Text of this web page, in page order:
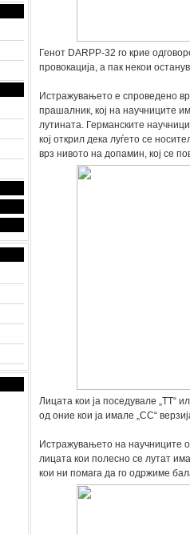
Генот DARPP-32 го крие
провокација, а пак некои
Истражувањето е спроведено
прашалник, кој на научниците
лутината. Германските
кој открил дека луѓето се
врз нивото на допамин, кој се
Лицата кои ја поседувале „TT“
од оние кои ја имале „CC“
Истражувањето на научниците
лицата кои полесно се лутат
кои ни помага да го одржиме